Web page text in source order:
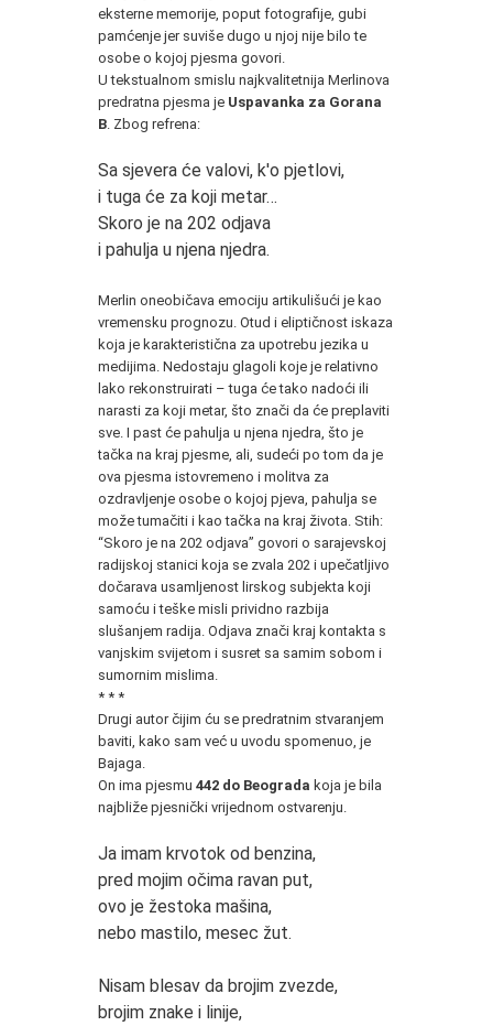
eksterne memorije, poput fotografije, gubi
pamćenje jer suviše dugo u njoj nije bilo te
osobe o kojoj pjesma govori.
U tekstualnom smislu najkvalitetnija Merlinova
predratna pjesma je Uspavanka za Gorana
B . Zbog refrena:
Sa sjevera će valovi, k'o pjetlovi,
i tuga će za koji metar…
Skoro je na 202 odjava
i pahulja u njena njedra.
Merlin oneobičava emociju artikulišući je kao
vremensku prognozu. Otud i eliptičnost iskaza
koja je karakteristična za upotrebu jezika u
medijima. Nedostaju glagoli koje je relativno
lako rekonstruirati – tuga će tako nadoći ili
narasti za koji metar, što znači da će preplaviti
sve. I past će pahulja u njena njedra, što je
tačka na kraj pjesme, ali, sudeći po tom da je
ova pjesma istovremeno i molitva za
ozdravljenje osobe o kojoj pjeva, pahulja se
može tumačiti i kao tačka na kraj života. Stih:
“Skoro je na 202 odjava” govori o sarajevskoj
radijskoj stanici koja se zvala 202 i upečatljivo
dočarava usamljenost lirskog subjekta koji
samoću i teške misli prividno razbija
slušanjem radija. Odjava znači kraj kontakta s
vanjskim svijetom i susret sa samim sobom i
sumornim mislima.
* * *
Drugi autor čijim ću se predratnim stvaranjem
baviti, kako sam već u uvodu spomenuo, je
Bajaga.
On ima pjesmu 442 do Beograda koja je bila
najbliže pjesnički vrijednom ostvarenju.
Ja imam krvotok od benzina,
pred mojim očima ravan put,
ovo je žestoka mašina,
nebo mastilo, mesec žut.
Nisam blesav da brojim zvezde,
brojim znake i linije,